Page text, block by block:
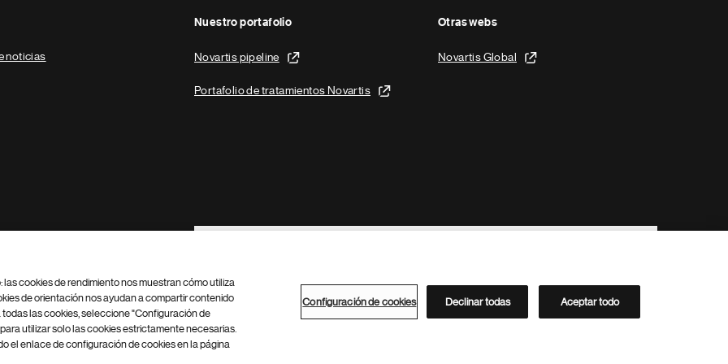
noticias
Nuestro portafolio
Novartis pipeline
Portafolio de tratamientos Novartis
Otras webs
Novartis Global
Footer Site Search
Configuración de cookies Mapa del sitio
Directorio de Novartis
cookies de rendimiento nos muestran cómo utiliza
de orientación nos ayudan a compartir contenido
las cookies, seleccione "Configuración de
utilizar solo las cookies estrictamente necesarias.
el enlace de configuración de cookies en la página
Configuración de cookies Declinar todas Aceptar todo